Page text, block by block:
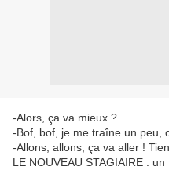
-Alors, ça va mieux ?
-Bof, bof, je me traîne un peu,
-Allons, allons, ça va aller !
LE NOUVEAU STAGIAIRE :